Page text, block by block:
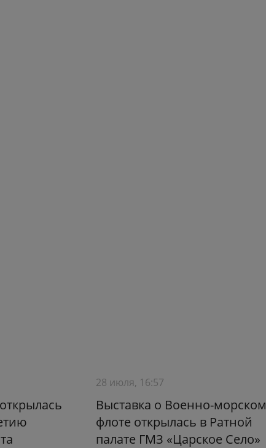
28 июля, 16:57
Выставка о Военно-морском
флоте открылась в Ратной
палате ГМЗ «Царское Село»